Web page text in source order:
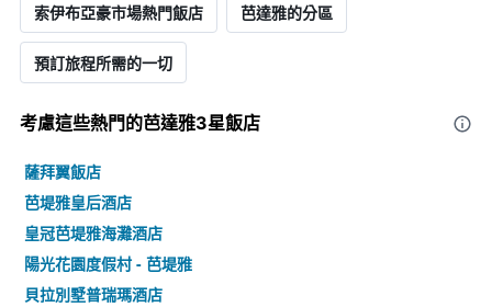
索伊布亞豪市場熱門飯店 芭達雅的分區
預訂旅程所需的一切
考慮這些熱門的芭達雅3星​飯店
薩拜翼飯店
芭堤雅皇后酒店
皇冠芭堤雅海灘酒店
陽光花園度假村 - 芭堤雅
貝拉別墅普瑞瑪酒店